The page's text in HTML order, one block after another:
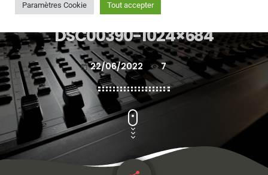
DSC00390-1024×684
today 22/06/2022 7
Paramètres Cookie Tout accepter